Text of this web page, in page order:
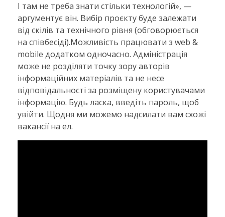
І там не треба знати стільки технологій», —
аргументує він. Вибір проєкту буде залежати
від скілів та технічного рівня (обговорюється
на співбесіді).Можливість працювати з web &
mobile додатком одночасно. Адміністрація
може не розділяти точку зору авторів
інформаційних матеріалів та не несе
відповідальності за розміщену користувачами
інформацію. Будь ласка, введіть пароль, щоб
увійти. Щодня ми можемо надсилати вам схожі
вакансії на ел.